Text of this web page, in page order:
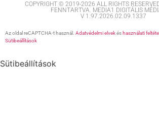
COPYRIGHT © 2019-2026 ALL RIGHTS
FENNTARTVA. MEDIA1 DIGITÁLIS
V 1.97.2026.02.09.1337
Az oldal reCAPTCHA-t használ. Adatvédelmi elvekés használati
Sütibeállítások
Sütibeállítások